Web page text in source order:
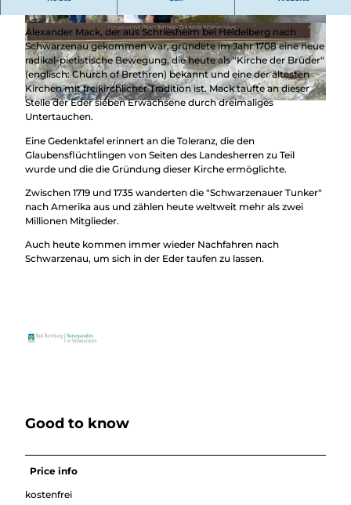
© BLB-Tourismus GmbH |CC-BY-SA
© BLB-Tourismus GmbH |CC-BY-SA © BLB-Tourismus GmbH |CC-BY-SA
Alexander Mack, der aus Schriesheim bei Heidelberg nach
Schwarzenau gekommen war, gründete im Jahr 1708 eine neue
radikal-pietistische Bewegung, die heute als "Kirche der Brüder"
(englisch: Church of Brethren) bekannt und eine der ältesten
Kirchen mit freikirchlicher Tradition ist. Mack taufte an dieser
Stelle der Eder sieben Erwachsene durch dreimaliges
Untertauchen.
Eine Gedenktafel erinnert an die Toleranz, die den
Glaubensflüchtlingen von Seiten des Landesherren zu Teil
wurde und die die Gründung dieser Kirche ermöglichte.
Zwischen 1719 und 1735 wanderten die "Schwarzenauer Tunker"
nach Amerika aus und zählen heute weltweit mehr als zwei
Millionen Mitglieder.
Auch heute kommen immer wieder Nachfahren nach
Schwarzenau, um sich in der Eder taufen zu lassen.
Good to know
Price info
kostenfrei